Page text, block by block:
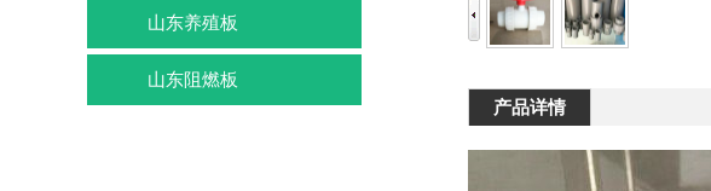
山东养殖板
山东阻燃板
产品详情